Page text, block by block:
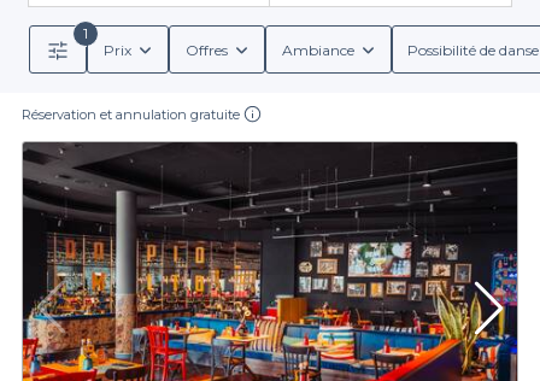
1
Prix
Offres Ambiance Possibilité de
Réservation et annulation gratuite